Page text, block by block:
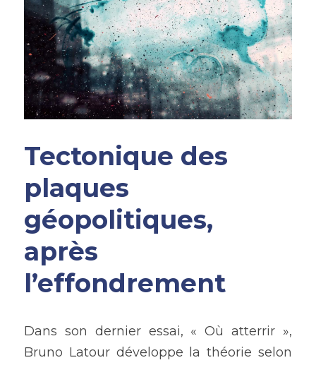
Tectonique des
plaques
géopolitiques,
après
l’effondrement
Dans son dernier essai, « Où atterrir »,
Bruno Latour développe la théorie selon